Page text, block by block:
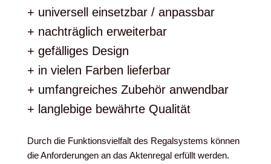
+ universell einsetzbar / anpassbar
+ nachträglich erweiterbar
+ gefälliges Design
+ in vielen Farben lieferbar
+ umfangreiches Zubehör anwendbar
+ langlebige bewährte Qualität
Durch die Funktionsvielfalt des Regalsystems können
die Anforderungen an das Aktenregal erfüllt werden.